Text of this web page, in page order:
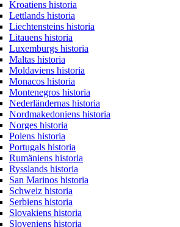
Kroatiens historia
Lettlands historia
Liechtensteins historia
Litauens historia
Luxemburgs historia
Maltas historia
Moldaviens historia
Monacos historia
Montenegros historia
Nederländernas historia
Nordmakedoniens historia
Norges historia
Polens historia
Portugals historia
Rumäniens historia
Rysslands historia
San Marinos historia
Schweiz historia
Serbiens historia
Slovakiens historia
Sloveniens historia